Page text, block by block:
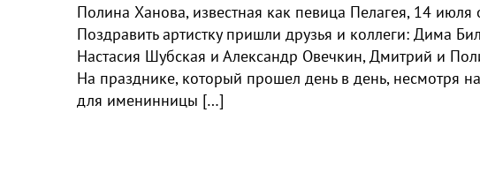
Полина Ханова, известная как певица Пелагея, 14
Поздравить артистку пришли друзья и коллеги: Дима
Настасия Шубская и Александр Овечкин, Дмитрий и
На празднике, который прошел день в день, несмотря
для именинницы […]